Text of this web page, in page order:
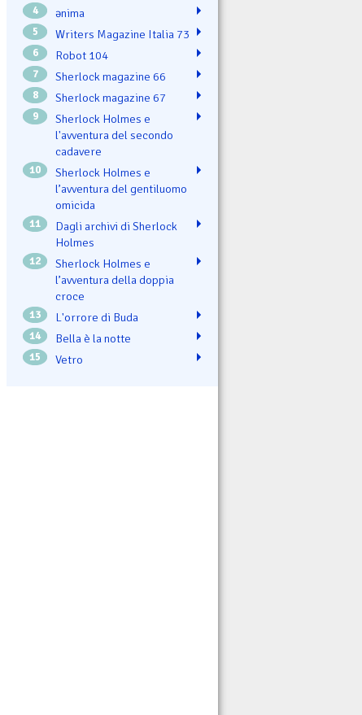
4 ənima
5 Writers Magazine Italia 73
6 Robot 104
7 Sherlock magazine 66
8 Sherlock magazine 67
9
Sherlock Holmes e
l'avventura del secondo
cadavere
10
Sherlock Holmes e
l’avventura del gentiluomo
omicida
11
Dagli archivi di Sherlock
Holmes
12
Sherlock Holmes e
l’avventura della doppia
croce
13 L'orrore di Buda
14 Bella è la notte
15 Vetro